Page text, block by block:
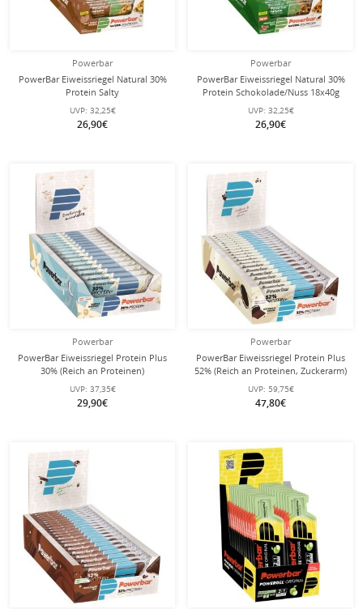
Powerbar
PowerBar Eiweissriegel Natural 30%
Protein Salty
Box
UVP: 32,25€
26,90€
Powerbar
PowerBar Eiweissriegel Natural 30%
Protein Schokolade/Nuss 18x40g
UVP: 32,25€
26,90€
Powerbar
PowerBar Eiweissriegel Protein Plus
30% (Reich an Proteinen)
UVP: 37,35€
29,90€
Powerbar
PowerBar Eiweissriegel Protein Plus
52% (Reich an Proteinen, Zuckerarm)
UVP: 59,75€
47,80€